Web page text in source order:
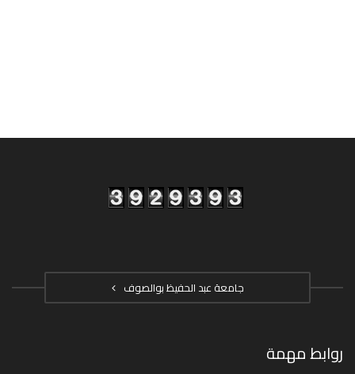
جامعة عبد الحفيظ بوالصوف
روابط مهمة